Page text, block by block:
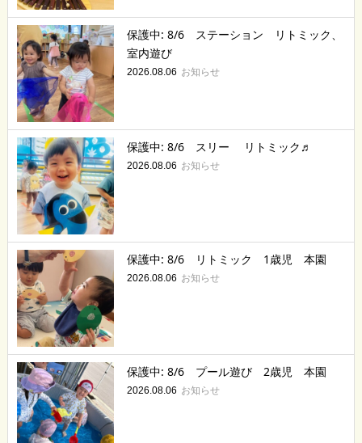
保護中: 8/6 ステーション リトミック、
室内遊び
2026.08.06 お知らせ
保護中: 8/6 スリー リトミック♬
2026.08.06 お知らせ
保護中: 8/6 リトミック 1歳児 本園
2026.08.06 お知らせ
保護中: 8/6 プール遊び 2歳児 本園
2026.08.06 お知らせ